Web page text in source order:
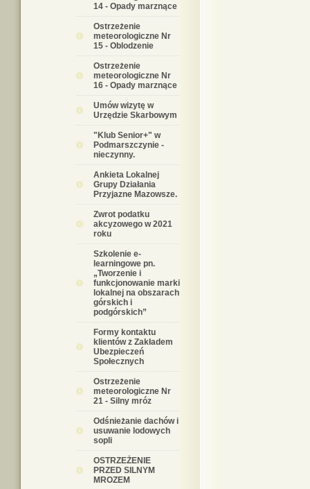
14 - Opady marznące
Ostrzeżenie
meteorologiczne Nr
15 - Oblodzenie
Ostrzeżenie
meteorologiczne Nr
16 - Opady marznące
Umów wizytę w
Urzędzie Skarbowym
"Klub Senior+" w
Podmarszczynie -
nieczynny.
Ankieta Lokalnej
Grupy Działania
Przyjazne Mazowsze.
Zwrot podatku
akcyzowego w 2021
roku
Szkolenie e-
learningowe pn.
„Tworzenie i
funkcjonowanie marki
lokalnej na obszarach
górskich i
podgórskich”
Formy kontaktu
klientów z Zakładem
Ubezpieczeń
Społecznych
Ostrzeżenie
meteorologiczne Nr
21 - Silny mróz
Odśnieżanie dachów i
usuwanie lodowych
sopli
OSTRZEŻENIE
PRZED SILNYM
MROZEM